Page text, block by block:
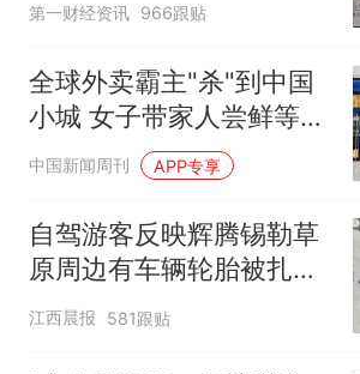
第一财经资讯 966跟贴
全球外卖霸主"杀"到中国
小城 女子带家人尝鲜等俩
小时
中国新闻周刊 APP专享
自驾游客反映辉腾锡勒草
原周边有车辆轮胎被扎，
修理店铺换胎价格高达千
元，官方发布情况通报
江西晨报 581跟贴